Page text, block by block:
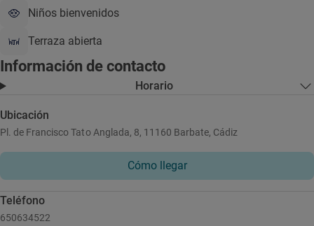
Niños bienvenidos
Terraza abierta
Información de contacto
Horario
Ubicación
Pl. de Francisco Tato Anglada, 8, 11160 Barbate, Cádiz
Cómo llegar
Teléfono
650634522